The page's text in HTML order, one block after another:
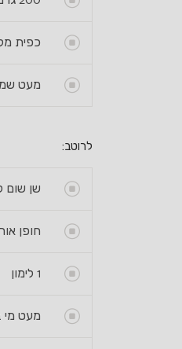
כפית
מעט
לרוטב:
שן שום
חופן
1 לימון
מעט מי